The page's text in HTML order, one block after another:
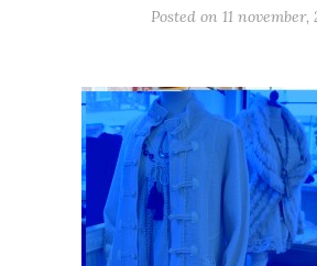
Posted on 11 november,